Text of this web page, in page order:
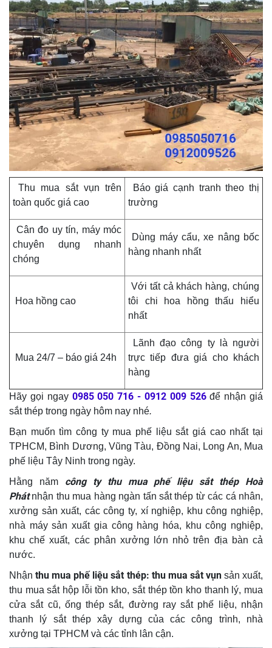
Thu mua sắt vụn trên
toàn quốc giá cao
Báo giá cạnh tranh theo thị
trường
Cân đo uy tín, máy móc
chuyên dụng nhanh
chóng
Dùng máy cẩu, xe nâng bốc
hàng nhanh nhất
Hoa hồng cao
Với tất cả khách hàng, chúng
tôi chi hoa hồng thấu hiểu
nhất
Mua 24/7 – báo giá 24h
Lãnh đạo công ty là người
trực tiếp đưa giá cho khách
hàng
Hãy gọi ngay 0985 050 716 - 0912 009 526 để nhận giá
sắt thép trong ngày hôm nay nhé.
Bạn muốn tìm công ty mua phế liệu sắt giá cao nhất tại
TPHCM, Bình Dương, Vũng Tàu, Đồng Nai, Long An, Mua
phế liệu Tây Ninh trong ngày.
Hằng năm công ty thu mua phế liệu sắt thép Hoà
Phátnhận thu mua hàng ngàn tấn sắt thép từ các cá nhân,
xưởng sản xuất, các công ty, xí nghiệp, khu công nghiệp,
nhà máy sản xuất gia công hàng hóa, khu công nghiệp,
khu chế xuất, các phân xưởng lớn nhỏ trên địa bàn cả
nước.
Nhận thu mua phế liệu sắt thép: thu mua sắt vụnsản xuất,
thu mua sắt hộp lỗi tồn kho, sắt thép tồn kho thanh lý, mua
cửa sắt cũ, ống thép sắt, đường ray sắt phế liệu, nhận
thanh lý sắt thép xây dựng của các công trình, nhà
xưởng tại TPHCM và các tỉnh lân cận.